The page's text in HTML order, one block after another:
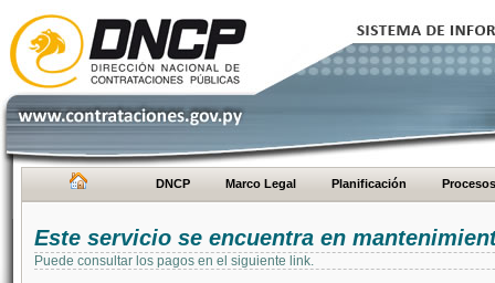
DNCP Marco Legal Planificación Procesos
Este servicio se encuentra en
Puede consultar los pagos en el siguiente link.